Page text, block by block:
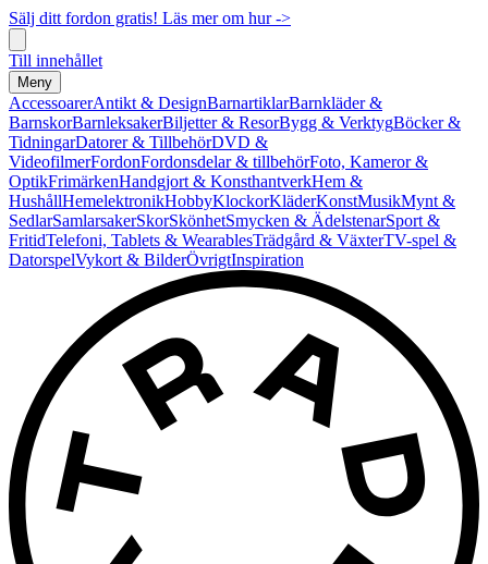
Sälj ditt fordon gratis! Läs mer om hur ->
Till innehållet
Meny
AccessoarerAntikt & DesignBarnartiklarBarnkläder &
BarnskorBarnleksakerBiljetter & ResorBygg & VerktygBöcker &
TidningarDatorer & TillbehörDVD &
VideofilmerFordonFordonsdelar & tillbehörFoto, Kameror &
OptikFrimärkenHandgjort & KonsthantverkHem &
HushållHemelektronikHobbyKlockorKläderKonstMusikMynt &
SedlarSamlarsakerSkorSkönhetSmycken & ÄdelstenarSport &
FritidTelefoni, Tablets & WearablesTrädgård & VäxterTV-spel &
DatorspelVykort & BilderÖvrigtInspiration